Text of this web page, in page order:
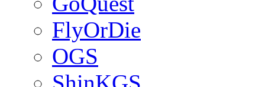
FlyOrDie
OGS